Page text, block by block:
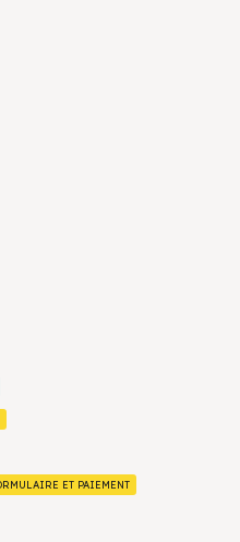
ET PAIEMENT